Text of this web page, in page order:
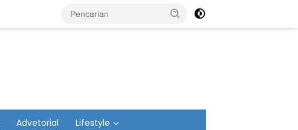
Advetorial Lifestyle